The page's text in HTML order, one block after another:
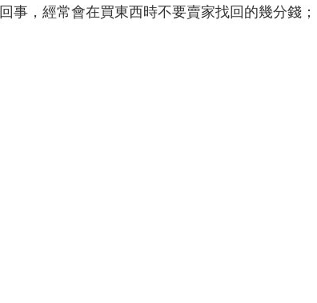
事，經常會在買東西時不要賣家找回的幾分錢；